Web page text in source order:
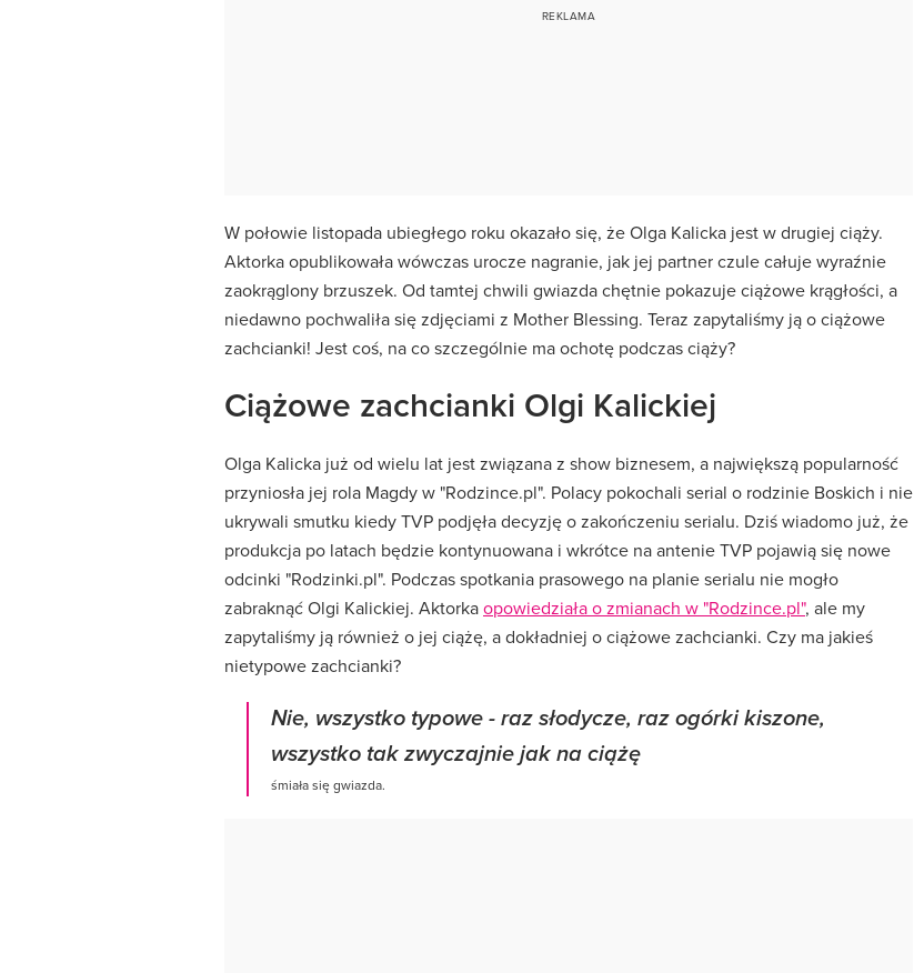
W połowie listopada ubiegłego roku okazało się, że Olga Kalicka jest w drugiej ciąży.
Aktorka opublikowała wówczas urocze nagranie, jak jej partner czule całuje wyraźnie
zaokrąglony brzuszek. Od tamtej chwili gwiazda chętnie pokazuje ciążowe krągłości, a
niedawno pochwaliła się zdjęciami z Mother Blessing. Teraz zapytaliśmy ją o ciążowe
zachcianki! Jest coś, na co szczególnie ma ochotę podczas ciąży?
Ciążowe zachcianki Olgi Kalickiej
Olga Kalicka już od wielu lat jest związana z show biznesem, a największą popularność
przyniosła jej rola Magdy w "Rodzince.pl". Polacy pokochali serial o rodzinie Boskich i nie
ukrywali smutku kiedy TVP podjęła decyzję o zakończeniu serialu. Dziś wiadomo już, że
produkcja po latach będzie kontynuowana i wkrótce na antenie TVP pojawią się nowe
odcinki "Rodzinki.pl". Podczas spotkania prasowego na planie serialu nie mogło
zabraknąć Olgi Kalickiej. Aktorkaopowiedziała o zmianach w "Rodzince.pl", ale my
zapytaliśmy ją również o jej ciążę, a dokładniej o ciążowe zachcianki. Czy ma jakieś
nietypowe zachcianki?
Nie, wszystko typowe - raz słodycze, raz ogórki kiszone,
wszystko tak zwyczajnie jak na ciążę
śmiała się gwiazda.